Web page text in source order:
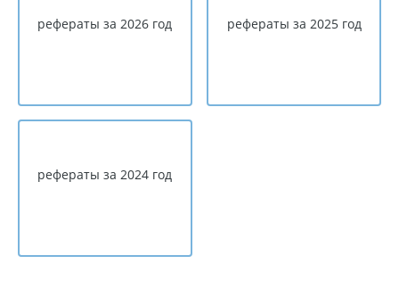
рефераты за 2026 год рефераты за 2025 год
рефераты за 2024 год